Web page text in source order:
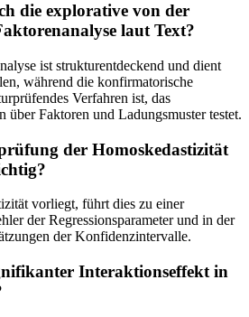
die explorative von der
laut Text?
ist strukturentdeckend und dient
während die konfirmatorische
Verfahren ist, das
über Faktoren und Ladungsmuster testet.
der Homoskedastizität
vorliegt, führt dies zu einer
der Regressionsparameter und in der
der Konfidenzintervalle.
Interaktionseffekt in